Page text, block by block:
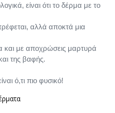
είναι ότι το δέρμα με το
αλλά αποκτά μια
με αποχρώσεις μαρτυρά
της βαφής.
ό,τι πιο φυσικό!